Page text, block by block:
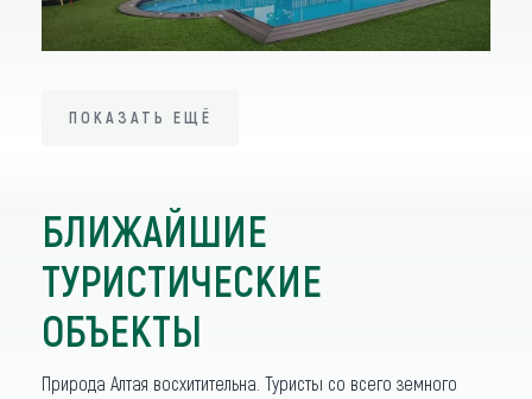
ПОКАЗАТЬ ЕЩЁ
БЛИЖАЙШИЕ
ТУРИСТИЧЕСКИЕ
ОБЪЕКТЫ
Природа Алтая восхитительна. Туристы со всего земного